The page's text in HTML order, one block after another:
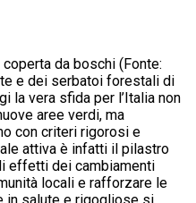
da boschi (Fonte:
e dei serbatoi forestali di
la vera sfida per l’Italia non
aree verdi, ma
con criteri rigorosi e
attiva è infatti il pilastro
effetti dei cambiamenti
locali e rafforzare le